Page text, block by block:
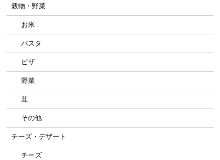
穀物・野菜
お米
パスタ
ピザ
野菜
茸
その他
チーズ・デザート
チーズ